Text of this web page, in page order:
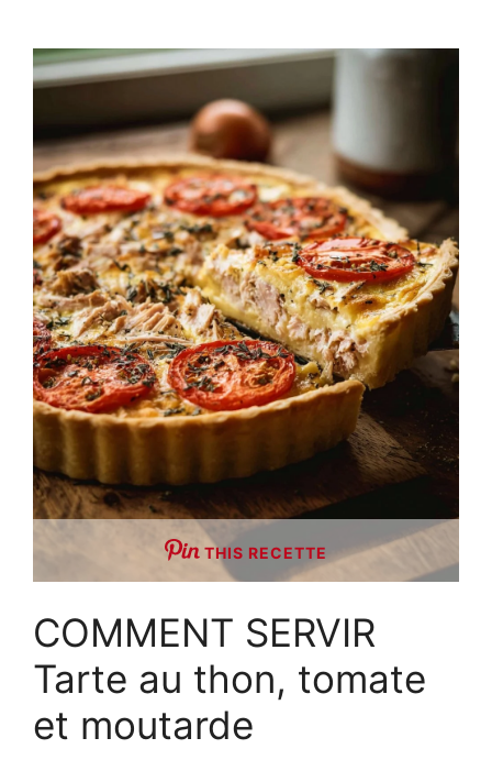
THIS RECETTE
COMMENT SERVIR
Tarte au thon, tomate
et moutarde